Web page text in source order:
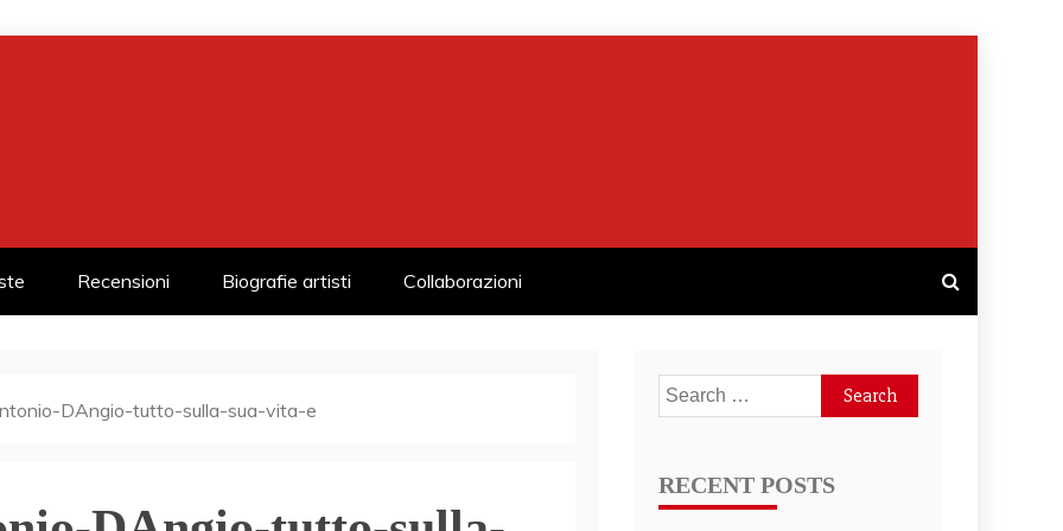
Recensioni Biografie artisti Collaborazioni
DAngio-tutto-sulla-sua-vita-e
Search
for:
RECENT POSTS